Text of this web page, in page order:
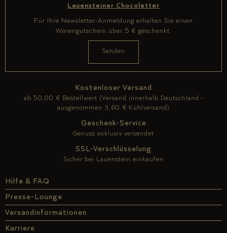
Hilfe & FAQ
Presse-Lounge
Versandinformationen
Karriere
Kostenloser Versand
ab 50,00 € Bestellwert (Versand innerhalb Deutschland -
ausgenommen 3,60 € Kühlversand)
Geschenk-Service
Genuss exklusiv versendet
SSL-Verschlüsselung
Sicher bei Lauenstein einkaufen
Lauensteiner Chocoletter
Für Ihre Newsletter-Anmeldung erhalten Sie einen
Warengutschein über 5 € geschenkt.